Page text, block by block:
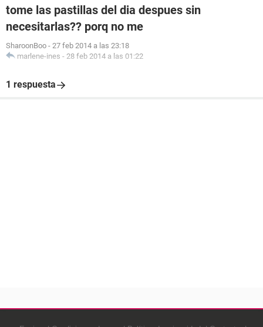
tome las pastillas del dia despues sin
necesitarlas?? porq no me
SharoonBoo - 27 feb 2014 a las 23:18
marlene-ines - 28 feb 2014 a las 01:22
1 respuesta